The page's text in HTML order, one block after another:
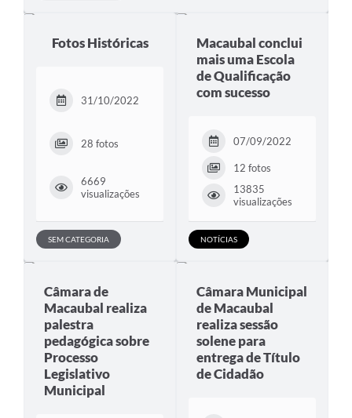
Câmara dos Deputados
Audiências Públicas
Ministério da Educação- MEC
Relação de Patrimônio
Turismo
Notícias
Carta de Serviços
Arquivos para Download
Audiências Públicas
Comissões
Fotos Históricas
31/10/2022
28 fotos
6669
visualizações
SEM CATEGORIA
Macaubal conclui
mais uma Escola
de Qualificação
com sucesso
07/09/2022
12 fotos
13835
visualizações
NOTÍCIAS
Câmara de
Macaubal realiza
palestra
pedagógica sobre
Processo
Legislativo
Municipal
Câmara Municipal
de Macaubal
realiza sessão
solene para
entrega de Título
de Cidadão